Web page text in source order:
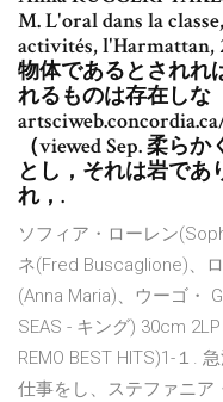
M. L'oral dans la
activités,
物体であるとされれ
れるものは存在しな
（viewed Sep. 柔ら
とし，それは岩であ
れ，.
ソフィア・ローレン
ネ(Fred Buscaglione)、
(Anna Maria)、ウーゴ・
SEAS - キング) 30cm
REMO BEST HITS)1-１.
仕事をし、ステファニア